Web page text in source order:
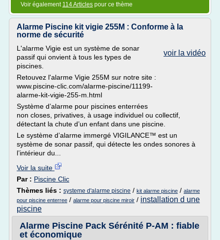
Voir également 114 Articles pour ce thème
Alarme Piscine kit vigie 255M : Conforme à la
norme de sécurité
voir la vidéo
L'alarme Vigie est un système de sonar
passif qui onvient à tous les types de
piscines.
Retouvez l'alarme Vigie 255M sur notre site :
www.piscine-clic.com/alarme-piscine/11199-
alarme-kit-vigie-255-m.html
Système d’alarme pour piscines enterrées
non closes, privatives, à usage individuel ou collectif,
détectant la chute d’un enfant dans une piscine.
Le système d’alarme immergé VIGILANCE™ est un
système de sonar passif, qui détecte les ondes sonores à
l’intérieur du...
Voir la suite
Par : Piscine Clic
Thèmes liés : systeme d'alarme piscine / kit alarme piscine / alarme
pour piscine enterree / alarme pour piscine miroir / installation d une
piscine
Alarme Piscine Pack Sérénité P-AM : fiable
et économique